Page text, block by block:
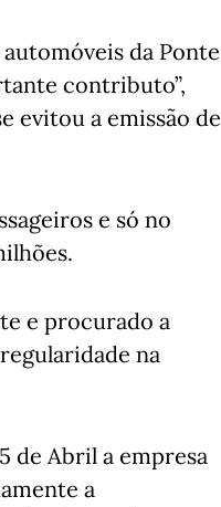
da Ponte
contributo”,
evitou a emissão de
e só no
e procurado a
na
de Abril a empresa
a